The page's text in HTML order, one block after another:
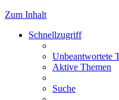
Zum Inhalt
Schnellzugriff
Unbeantwortete
Aktive Themen
Suche